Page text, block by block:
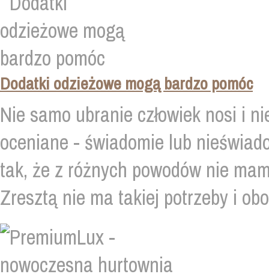
Dodatki odzieżowe mogą bardzo pomóc
Nie samo ubranie człowiek nosi i
oceniane - świadomie lub
tak, że z różnych powodów nie
Zresztą nie ma takiej potrzeby i